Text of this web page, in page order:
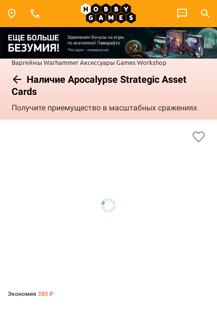
Варгеймы WarhammerАксессуары Games Workshop
Наличие Apocalypse Strategic Asset
Cards
Получите приемущество в масштабных сражениях
Экономия 380 ₽